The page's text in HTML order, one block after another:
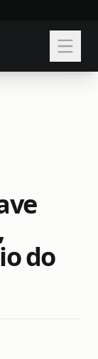
do